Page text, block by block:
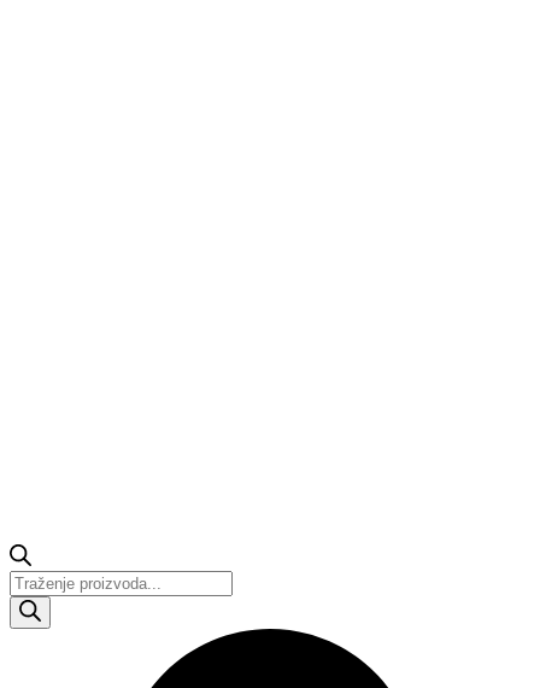
Products
search